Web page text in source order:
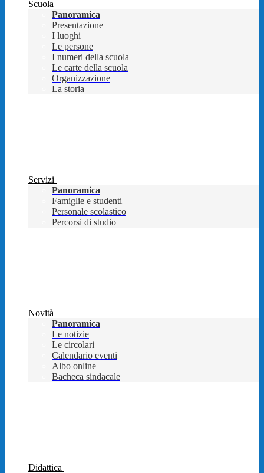
Scuola
Panoramica
Presentazione
I luoghi
Le persone
I numeri della scuola
Le carte della scuola
Organizzazione
La storia
Servizi
Panoramica
Famiglie e studenti
Personale scolastico
Percorsi di studio
Novità
Panoramica
Le notizie
Le circolari
Calendario eventi
Albo online
Bacheca sindacale
Didattica